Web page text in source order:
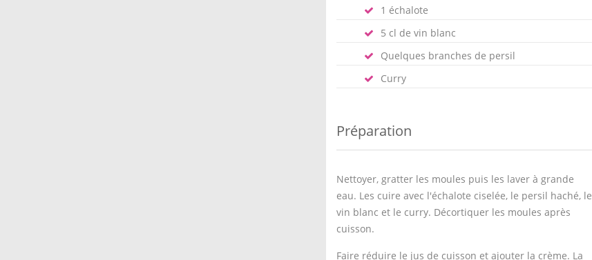
1 échalote
5 cl de vin blanc
Quelques branches de persil
Curry
Préparation
Nettoyer, gratter les moules puis les laver à grande
eau. Les cuire avec l'échalote ciselée, le persil haché, le
vin blanc et le curry. Décortiquer les moules après
cuisson.
Faire réduire le jus de cuisson et ajouter la crème. La